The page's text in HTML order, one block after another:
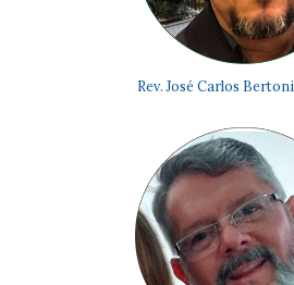
Rev. José Carlos Bertoni